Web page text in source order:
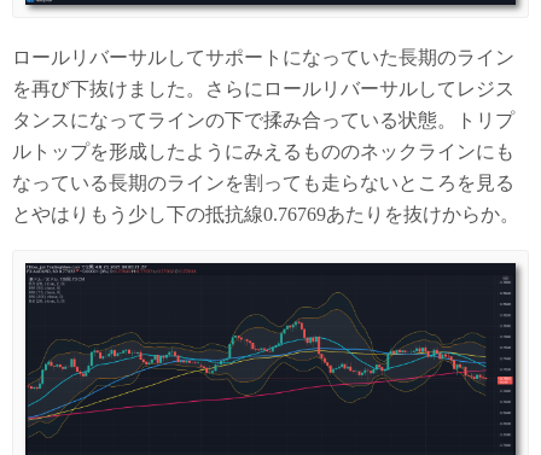
ロールリバーサルしてサポートになっていた長期のライン
を再び下抜けました。さらにロールリバーサルしてレジス
タンスになってラインの下で揉み合っている状態。トリプ
ルトップを形成したようにみえるもののネックラインにも
なっている長期のラインを割っても走らないところを見る
とやはりもう少し下の抵抗線0.76769あたりを抜けからか。